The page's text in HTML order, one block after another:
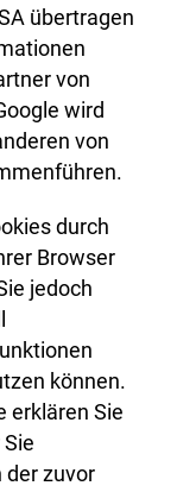
übertragen
von
wird
von
durch
Browser
jedoch
können.
erklären Sie
der zuvor